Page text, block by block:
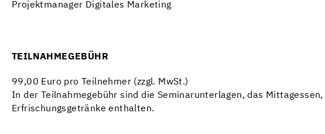
Projektmanager Digitales Marketing
TEILNAHMEGEBÜHR
99,00 Euro pro Teilnehmer (zzgl. MwSt.)
In der Teilnahmegebühr sind die Seminarunterlagen, das
Erfrischungsgetränke enthalten.